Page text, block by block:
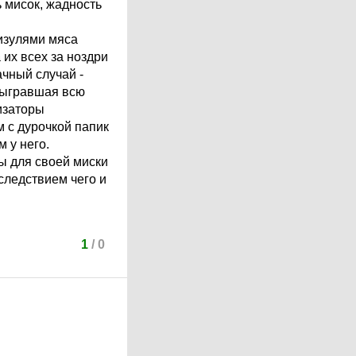
мисок, жадность
мяса
всех за ноздри
случай -
всю
с дурочкой папик
у него.
для своей миски
чего и
1/ 0